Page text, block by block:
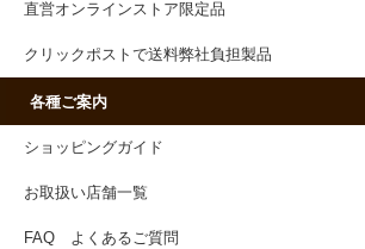
直営オンラインストア限定品
クリックポストで送料弊社負担製品
各種ご案内
ショッピングガイド
お取扱い店舗一覧
FAQ よくあるご質問